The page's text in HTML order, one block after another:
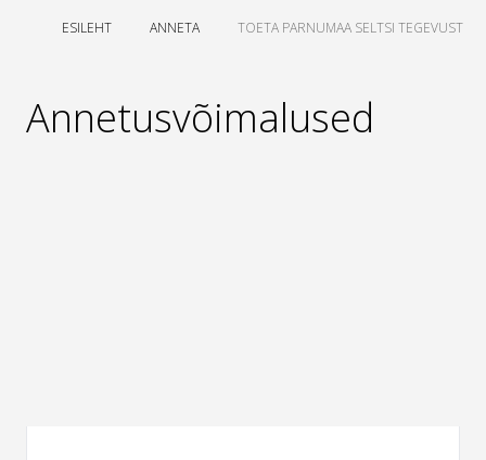
ESILEHT ANNETA TOETA PARNUMAA SELTSI TEGEVUST
Annetusvõimalused